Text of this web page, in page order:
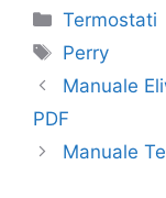
Categorie
Termostati
Tag
Perry
Manuale
PDF
Manuale